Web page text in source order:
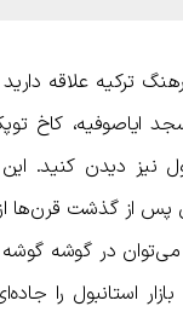
ترکیه علاقه
ایاصوفیه، کاخ
نیز دیدن کنید.
پس از گذشت قرن‌ها
می‌توان در گوشه
استانبول را